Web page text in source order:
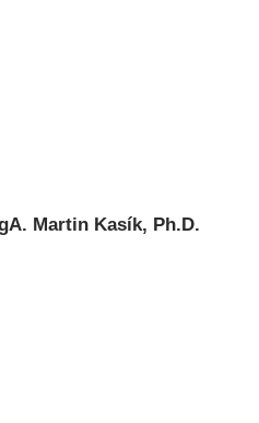
Martin Kasík, Ph.D.